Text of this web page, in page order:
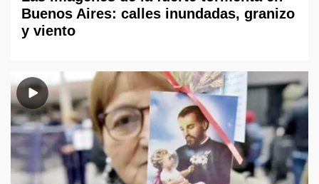
Buenos Aires: calles inundadas, granizo
y viento